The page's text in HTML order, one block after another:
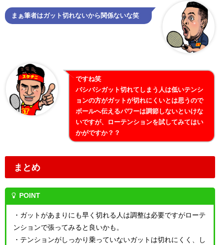
まぁ筆者はガット切れないから関係ないな笑
ですね笑
バシバシガット切れてしまう人は低いテンシ
ョンの方がガットが切れにくいとは思うので
ボールへ伝えるパワーは調節しないといけな
いですが、ローテンションを試してみてはい
かがですか？？
まとめ
POINT
・ガットがあまりにも早く切れる人は調整は必要ですがローテ
ンションで張ってみると良いかも。
・テンションがしっかり乗っていないガットは切れにくく、し